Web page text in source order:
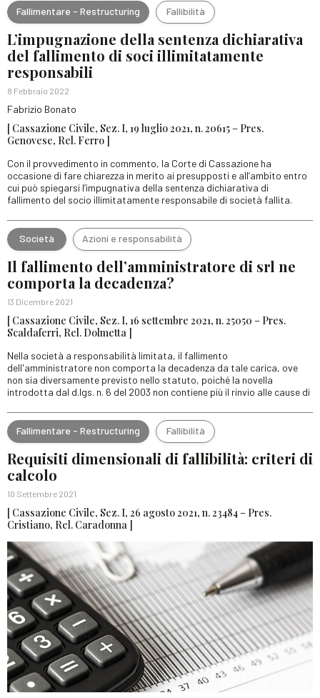
Fallimentare - Restructuring Fallibilità
L’impugnazione della sentenza dichiarativa
del fallimento di soci illimitatamente
responsabili
8 Febbraio 2022
Fabrizio Bonato
[ Cassazione Civile, Sez. I, 19 luglio 2021, n. 20615 – Pres.
Genovese, Rel. Ferro ]
Con il provvedimento in commento, la Corte di Cassazione ha
occasione di fare chiarezza in merito ai presupposti e all’ambito entro
cui può spiegarsi l’impugnativa della sentenza dichiarativa di
fallimento del socio illimitatamente responsabile di società fallita.
Società Azioni e responsabilità
Il fallimento dell’amministratore di srl ne
comporta la decadenza?
13 Dicembre 2021
[ Cassazione Civile, Sez. I, 16 settembre 2021, n. 25050 – Pres.
Scaldaferri, Rel. Dolmetta ]
Nella società a responsabilità limitata, il fallimento
dell'amministratore non comporta la decadenza da tale carica, ove
non sia diversamente previsto nello statuto, poiché la novella
introdotta dal d.lgs. n. 6 del 2003 non contiene più il rinvio alle cause di
Fallimentare - Restructuring Fallibilità
Requisiti dimensionali di fallibilità: criteri di
calcolo
10 Settembre 2021
[ Cassazione Civile, Sez. I, 26 agosto 2021, n. 23484 – Pres.
Cristiano, Rel. Caradonna ]